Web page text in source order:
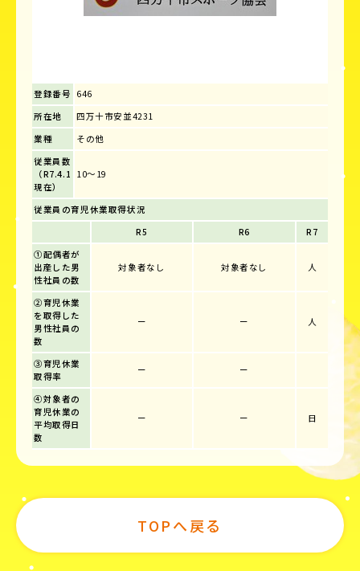
登録番号 646
所在地
四万十市安並4231
業種
その他
従業員数
（R7.4.1
現在）
10～19
従業員の育児休業取得状況
R5
R6
R7
①配偶者が
出産した男
性社員の数
対象者なし 対象者なし 人
②育児休業
を取得した
男性社員の
数
ー ー 人
③育児休業
取得率
ー ー
④対象者の
育児休業の
平均取得日
数
ー ー 日
TOPへ戻る